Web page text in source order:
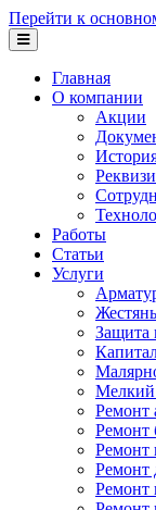
Перейти к
Главная
О компании
Акции
Работы
Статьи
Услуги
Защита
Мелкий
Ремонт
Ремонт
Ремонт
Ремонт
Ремонт